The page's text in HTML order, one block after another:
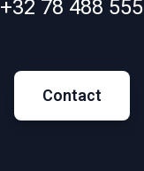
+32 78 488 555
Contact